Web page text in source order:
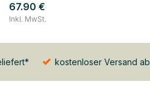
67.90 €
Inkl. MwSt.
kostenloser Versand ab